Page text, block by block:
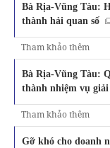
Bà Rịa-Vũng Tàu:
thành hải quan số
Tham khảo thêm
Bà Rịa-Vũng Tàu:
thành nhiệm vụ
Tham khảo thêm
Gỡ khó cho doanh